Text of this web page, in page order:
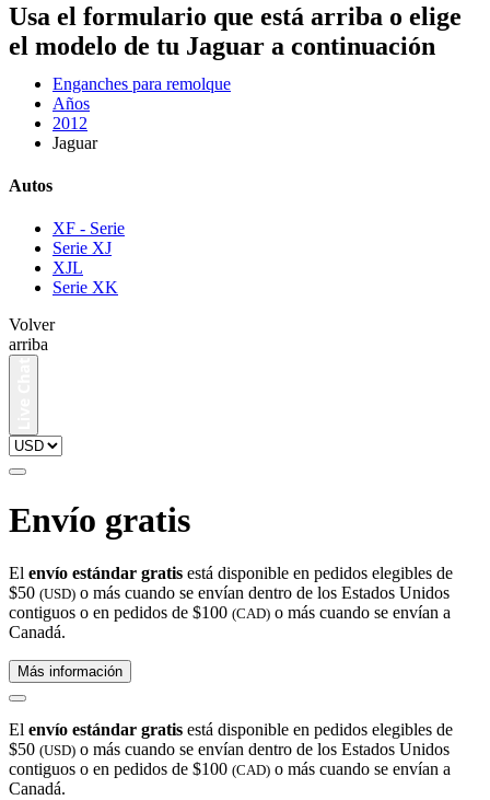
Usa el formulario que está arriba o elige
el modelo de tu Jaguar a continuación
Enganches para remolque
Años
2012
Jaguar
Autos
XF - Serie
Serie XJ
XJL
Serie XK
Volver
arriba
Envío gratis
El envío estándar gratis está disponible en pedidos elegibles de
$50 (USD) o más cuando se envían dentro de los Estados Unidos
contiguos o en pedidos de $100 (CAD) o más cuando se envían a
Canadá.
Más información
El envío estándar gratis está disponible en pedidos elegibles de
$50 (USD) o más cuando se envían dentro de los Estados Unidos
contiguos o en pedidos de $100 (CAD) o más cuando se envían a
Canadá.